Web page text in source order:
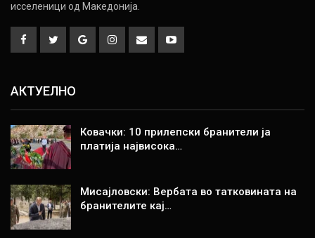
исселеници од Македонија.
АКТУЕЛНО
Ковачки: 10 прилепски бранители ја
платија највисока…
Мисајловски: Вербата во татковината на
бранителите кај…